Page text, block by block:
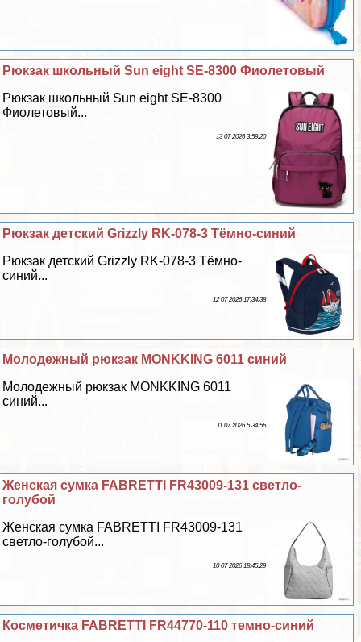
Рюкзак школьный Sun eight SE-8300 Фиолетовый
Рюкзак школьный Sun eight SE-8300
Фиолетовый...
13 07 2026 3:59:20
Рюкзак детский Grizzly RK-078-3 Тёмно-синий
Рюкзак детский Grizzly RK-078-3 Тёмно-
синий...
12 07 2026 17:34:38
Молодежный рюкзак MONKKING 6011 синий
Молодежный рюкзак MONKKING 6011
синий...
11 07 2026 5:34:56
Женская сумка FABRETTI FR43009-131 светло-
гoлyбой
Женская сумка FABRETTI FR43009-131
светло-гoлyбой...
10 07 2026 18:45:29
Косметичка FABRETTI FR44770-110 темно-синий